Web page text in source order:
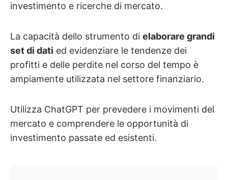
investimento e ricerche di mercato.
La capacità dello strumento di elaborare grandi
set di dati ed evidenziare le tendenze dei
profitti e delle perdite nel corso del tempo è
ampiamente utilizzata nel settore finanziario.
Utilizza ChatGPT per prevedere i movimenti del
mercato e comprendere le opportunità di
investimento passate ed esistenti.